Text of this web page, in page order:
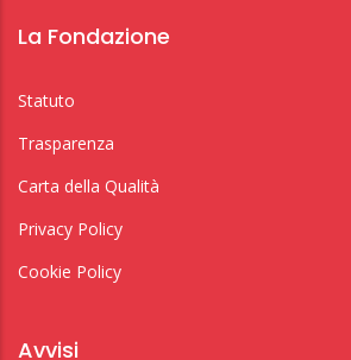
La Fondazione
Statuto
Trasparenza
Carta della Qualità
Privacy Policy
Cookie Policy
Avvisi